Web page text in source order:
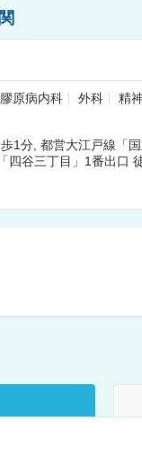
原病内科 外科
精
科
リハビリテーショ
乳腺外科
呼吸器内科
1分 都営大江戸線「
四谷三丁目」1番出口